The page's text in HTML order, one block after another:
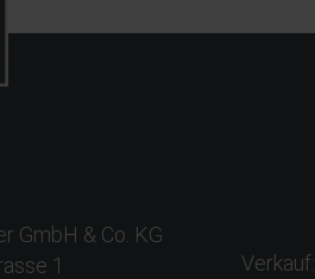
GmbH & Co. KG
1
Verkauf: